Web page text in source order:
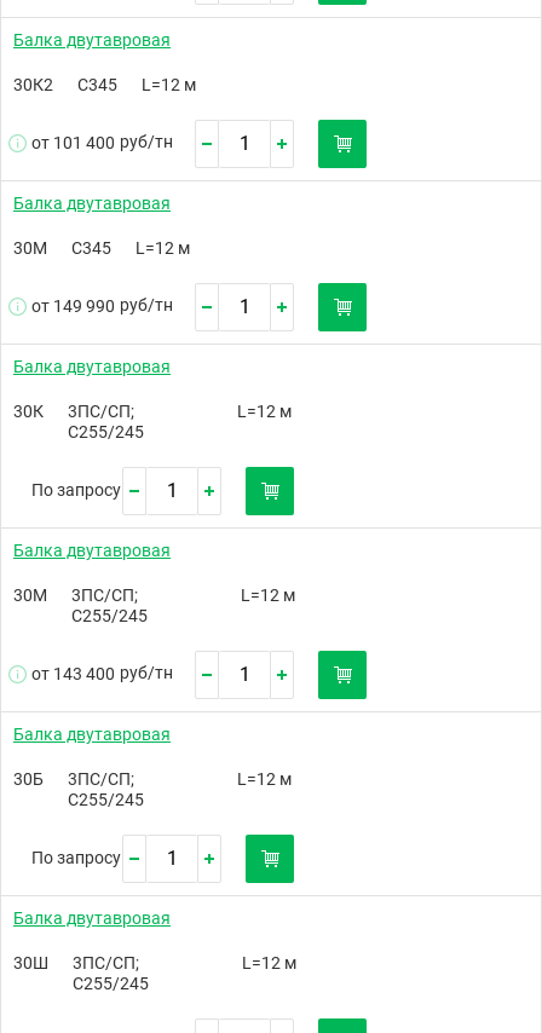
Балка двутавровая
30К2 С345 L=12 м
от 101 400 руб/тн
Балка двутавровая
30М С345 L=12 м
от 149 990 руб/тн
Балка двутавровая
30К
3ПС/СП;
С255/245
L=12 м
По запросу
Балка двутавровая
30М
3ПС/СП;
С255/245
L=12 м
от 143 400 руб/тн
Балка двутавровая
30Б
3ПС/СП;
С255/245
L=12 м
По запросу
Балка двутавровая
30Ш
3ПС/СП;
С255/245
L=12 м